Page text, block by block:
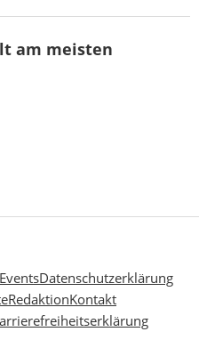
am meisten
Datenschutzerklärung
RedaktionKontakt